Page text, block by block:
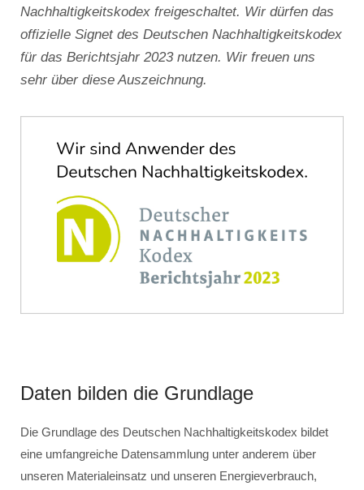
Nachhaltigkeitskodex freigeschaltet. Wir dürfen das
offizielle Signet des Deutschen Nachhaltigkeitskodex
für das Berichtsjahr 2023 nutzen. Wir freuen uns
sehr über diese Auszeichnung.
Daten bilden die Grundlage
Die Grundlage des Deutschen Nachhaltigkeitskodex bildet
eine umfangreiche Datensammlung unter anderem über
unseren Materialeinsatz und unseren Energieverbrauch,